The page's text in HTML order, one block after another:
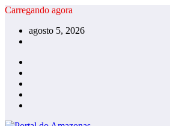
Pular
conteúdo
Carregando agora
agosto 5, 2026